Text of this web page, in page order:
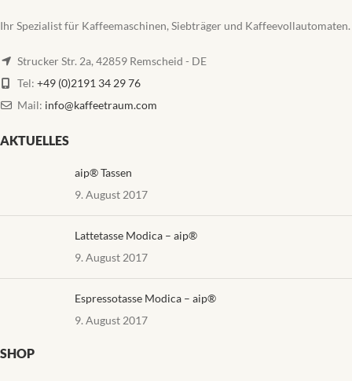
Ihr Spezialist für Kaffeemaschinen, Siebträger und Kaffeevollautomaten.
Strucker Str. 2a, 42859 Remscheid - DE
Tel: +49 (0)2191 34 29 76
Mail: info@kaffeetraum.com
AKTUELLES
aip® Tassen
9. August 2017
Lattetasse Modica – aip®
9. August 2017
Espressotasse Modica – aip®
9. August 2017
SHOP